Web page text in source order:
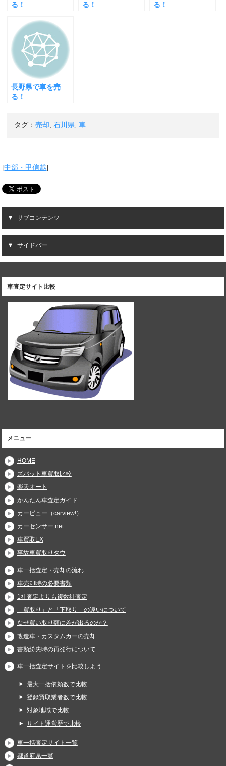
る！
る！
る！
長野県で車を売
る！
タグ：売却 ,石川県 ,車
[中部・甲信越]
サブコンテンツ
サイドバー
車査定サイト比較
メニュー
HOME
ズバット車買取比較
楽天オート
かんたん車査定ガイド
カービュー（carview!）
カーセンサー.net
車買取EX
事故車買取りタウ
車一括査定・売却の流れ
車売却時の必要書類
1社査定よりも複数社査定
「買取り」と「下取り」の違いについて
なぜ買い取り額に差が出るのか？
改造車・カスタムカーの売却
書類紛失時の再発行について
車一括査定サイトを比較しよう
最大一括依頼数で比較
登録買取業者数で比較
対象地域で比較
サイト運営歴で比較
車一括査定サイト一覧
都道府県一覧